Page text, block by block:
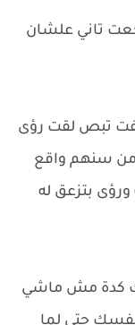
تاني علشان
تبص لقت رؤى
من سنهم واقع
بتزعق له
زيك كدة مش ماشي
حتى لما